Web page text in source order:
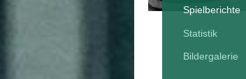
Spielberichte
Statistik
Bildergalerie